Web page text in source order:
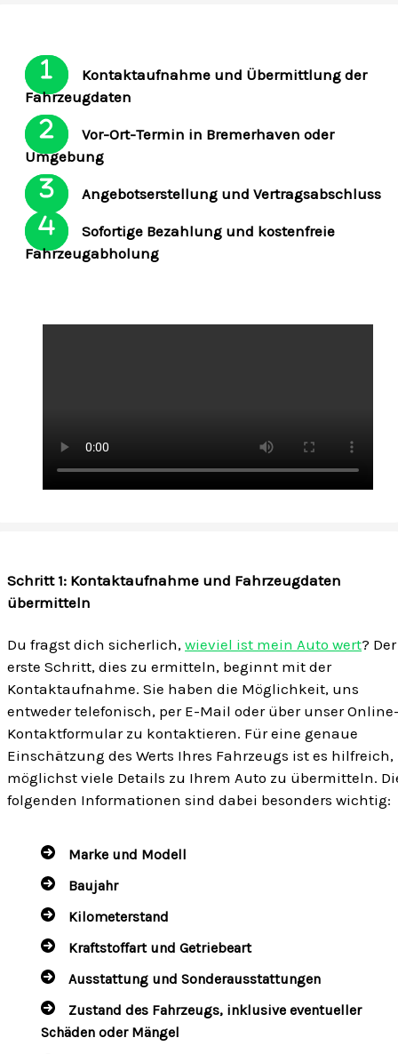
Kontaktaufnahme und Übermittlung der
Fahrzeugdaten
Vor-Ort-Termin in Bremerhaven oder
Umgebung
Angebotserstellung und Vertragsabschluss
Sofortige Bezahlung und kostenfreie
Fahrzeugabholung
Schritt 1: Kontaktaufnahme und Fahrzeugdaten
übermitteln
Du fragst dich sicherlich, wieviel ist mein Auto wert? Der
erste Schritt, dies zu ermitteln, beginnt mit der
Kontaktaufnahme. Sie haben die Möglichkeit, uns
entweder telefonisch, per E-Mail oder über unser
Kontaktformular zu kontaktieren. Für eine genaue
Einschätzung des Werts Ihres Fahrzeugs ist es hilfreich,
möglichst viele Details zu Ihrem Auto zu übermitteln.
folgenden Informationen sind dabei besonders wichtig:
Marke und Modell
Baujahr
Kilometerstand
Kraftstoffart und Getriebeart
Ausstattung und Sonderausstattungen
Zustand des Fahrzeugs, inklusive eventueller
Schäden oder Mängel